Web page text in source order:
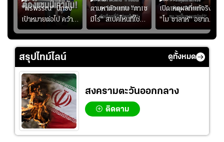
"พรพรรณ" ปักธง
เป้าหมายต่อไป คว้า
แชมป์ชิงแชมป์
เอเชีย เพื่อตั๋ว
โอลิมปิก
ตามหาตัวแทน "กาเซ
มีโร่" สเปคไหนที่ใช่
สำหรับแมนยูยุค
"คาร์ริค 2.0"?
เปิดเหตุผลที่แท้จริงที่
"โม ซาลาห์" อยาก
ย้ายซบ "แทร็บซอนส
ปอร์"
สรุปไทม์ไลน์ ดูทั้งหมด
สงครามตะวันออกกลาง
ติดตาม